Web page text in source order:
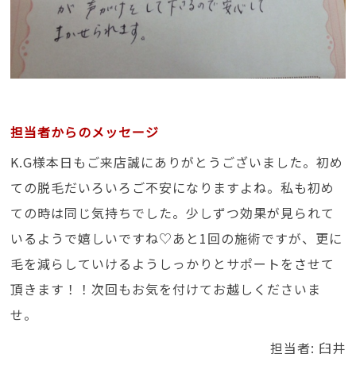
担当者からのメッセージ
K.G様本日もご来店誠にありがとうございました。初め
ての脱毛だいろいろご不安になりますよね。私も初め
ての時は同じ気持ちでした。少しずつ効果が見られて
いるようで嬉しいですね♡あと1回の施術ですが、更に
毛を減らしていけるようしっかりとサポートをさせて
頂きます！！次回もお気を付けてお越しくださいま
せ。
担当者: 臼井